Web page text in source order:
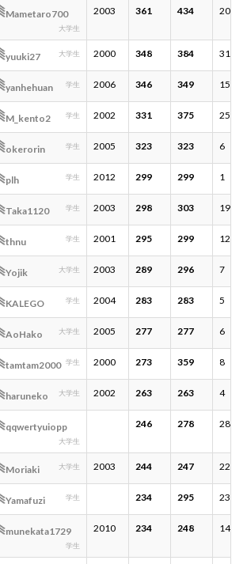
Mametaro700
大学生
2003 361 434 20
yuuki27 大学生 2000 348 384 31
yanhehuan 学生 2006 346 349 15
M_kento2 学生 2002 331 375 25
okerorin 学生 2005 323 323 6
plh 学生 2012 299 299 1
Taka1120 学生 2003 298 303 19
thnu 学生 2001 295 299 12
Yojik 大学生 2003 289 296 7
KALEGO 学生 2004 283 283 5
AoHako 大学生 2005 277 277 6
tamtam2000 学生 2000 273 359 8
haruneko 大学生 2002 263 263 4
qqwertyuiopp
大学生
246 278 28
Moriaki 大学生 2003 244 247 22
Yamafuzi 学生 234 295 23
munekata1729
学生
2010 234 248 14